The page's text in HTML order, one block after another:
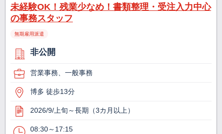
未経験OK！残業少なめ！書類整理・受注入力中心
の事務スタッフ
無期雇用派遣
非公開
営業事務、一般事務
博多 徒歩13分
2026/9/上旬～長期（3カ月以上）
08:30～17:15